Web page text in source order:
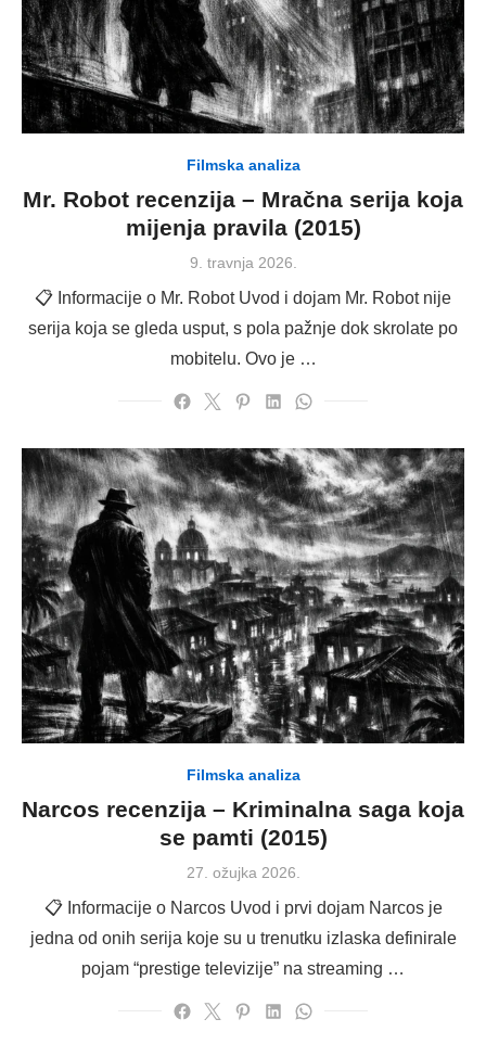
Filmska analiza
Mr. Robot recenzija – Mračna serija koja
mijenja pravila (2015)
Posted
9. travnja 2026.
📋 Informacije o Mr. Robot Uvod i dojam Mr. Robot nije
serija koja se gleda usput, s pola pažnje dok skrolate po
mobitelu. Ovo je …
Filmska analiza
Narcos recenzija – Kriminalna saga koja
se pamti (2015)
Posted
27. ožujka 2026.
📋 Informacije o Narcos Uvod i prvi dojam Narcos je
jedna od onih serija koje su u trenutku izlaska definirale
pojam “prestige televizije” na streaming …